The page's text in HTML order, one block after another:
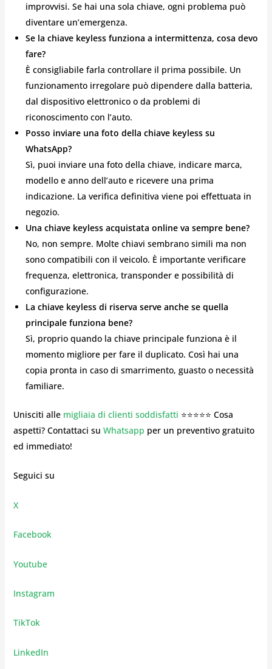
improvvisi. Se hai una sola chiave, ogni problema può
diventare un’emergenza.
Se la chiave keyless funziona a intermittenza, cosa devo
fare?
È consigliabile farla controllare il prima possibile. Un
funzionamento irregolare può dipendere dalla batteria,
dal dispositivo elettronico o da problemi di
riconoscimento con l’auto.
Posso inviare una foto della chiave keyless su
WhatsApp?
Sì, puoi inviare una foto della chiave, indicare marca,
modello e anno dell’auto e ricevere una prima
indicazione. La verifica definitiva viene poi effettuata in
negozio.
Una chiave keyless acquistata online va sempre bene?
No, non sempre. Molte chiavi sembrano simili ma non
sono compatibili con il veicolo. È importante verificare
frequenza, elettronica, transponder e possibilità di
configurazione.
La chiave keyless di riserva serve anche se quella
principale funziona bene?
Sì, proprio quando la chiave principale funziona è il
momento migliore per fare il duplicato. Così hai una
copia pronta in caso di smarrimento, guasto o necessità
familiare.
Unisciti alle migliaia di clienti soddisfatti ⭐⭐⭐⭐⭐ Cosa
aspetti? Contattaci su Whatsapp per un preventivo gratuito
ed immediato!
Seguici su
X
Facebook
Youtube
Instagram
TikTok
LinkedIn